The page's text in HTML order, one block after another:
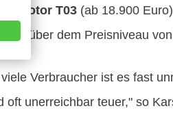
T03 (ab 18.900
über dem Preisniveau
Verbraucher ist es fast
oft unerreichbar teuer," so